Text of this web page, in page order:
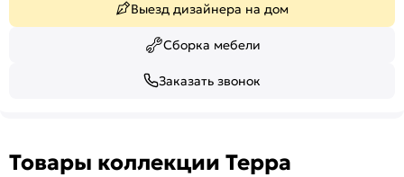
Выезд дизайнера на дом
Сборка мебели
Заказать звонок
Товары коллекции Терра